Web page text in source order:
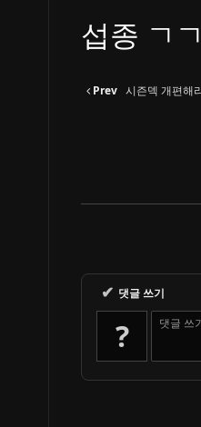
섭종 ㄱ
Prev 시즌덱 개편해
✔ 댓글 쓰기
? 댓글 쓰